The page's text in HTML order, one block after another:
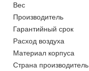
Вес
Производитель
Гарантийный срок
Расход воздуха
Материал корпуса
Страна производитель